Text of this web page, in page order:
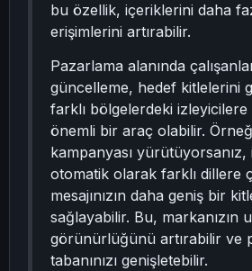
bu özellik, içeriklerini daha
erişimlerini artırabilir.
Pazarlama alanında
güncelleme, hedef kitlelerini
farklı bölgelerdeki
önemli bir araç olabilir.
kampanyası yürütüyorsanız,
otomatik olarak farklı dillere
mesajınızın daha geniş bir
sağlayabilir. Bu, markanızın
görünürlüğünü artırabilir ve
tabanınızı genişletebilir.